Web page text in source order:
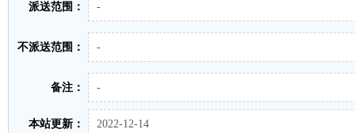
派送范围： -
不派送范围： -
备注： -
本站更新： 2022-12-14